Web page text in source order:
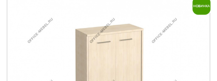
Доставка и сборка